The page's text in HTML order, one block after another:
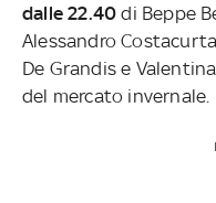
dalle 22.40 di Beppe
Alessandro
De Grandis e
del mercato invernale.